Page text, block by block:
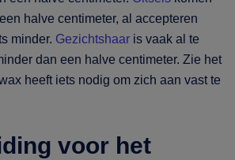
halve centimeter, al accepteren
minder. Gezichtshaar is vaak al te
dan een halve centimeter. Zie het
heeft iets nodig om zich aan vast te
voor het